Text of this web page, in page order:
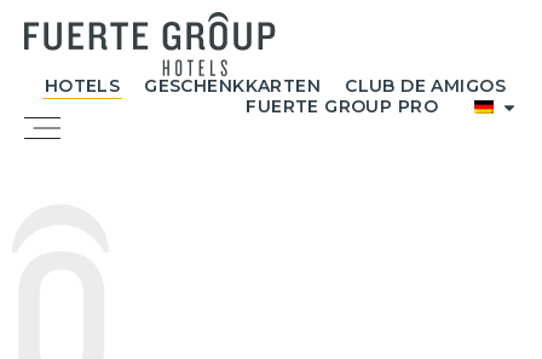
Inhalt
springenHOTELS GESCHENKKARTEN
CLUB DE AMIGOS
FUERTE GROUP PRO
Menü